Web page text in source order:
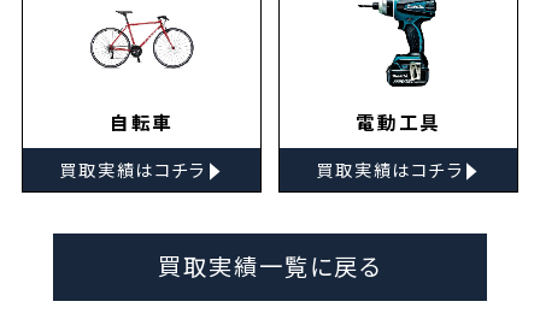
自転車
買取実績はコチラ ▸
電動工具
買取実績はコチラ ▸
買取実績一覧に戻る